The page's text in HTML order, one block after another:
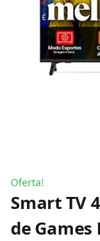
Oferta!
Smart TV
de Games